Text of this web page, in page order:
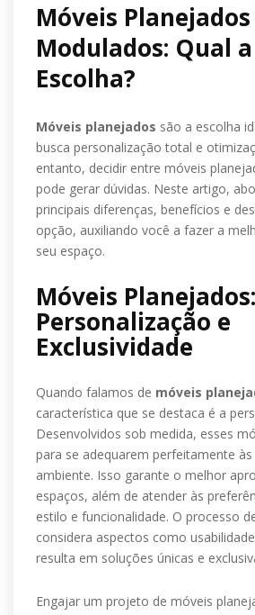
Móveis Planejados
Modulados: Qual
Escolha?
Móveis planejados são a escolha
busca personalização total e
entanto, decidir entre móveis
pode gerar dúvidas. Neste artigo,
principais diferenças, benefícios e
opção, auxiliando você a fazer a
seu espaço.
Móveis Planejados:
Personalização e
Exclusividade
Quando falamos de móveis
característica que se destaca é a
Desenvolvidos sob medida, esses
para se adequarem perfeitamente
ambiente. Isso garante o melhor
espaços, além de atender às
estilo e funcionalidade. O processo
considera aspectos como
resulta em soluções únicas e
Engajar um projeto de móveis